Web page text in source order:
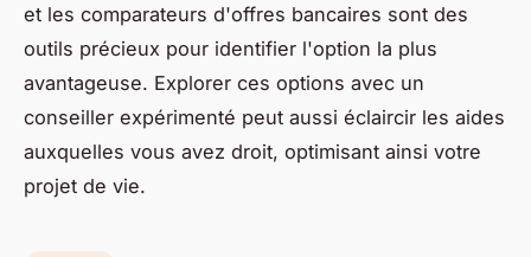
et les comparateurs d'offres bancaires sont des
outils précieux pour identifier l'option la plus
avantageuse. Explorer ces options avec un
conseiller expérimenté peut aussi éclaircir les aides
auxquelles vous avez droit, optimisant ainsi votre
projet de vie.